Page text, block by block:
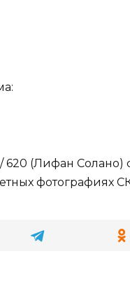
/ 620 (Лифан